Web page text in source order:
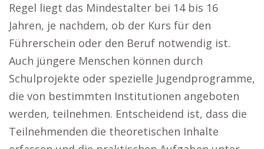
Regel liegt das Mindestalter bei 14 bis 16
Jahren, je nachdem, ob der Kurs für den
Führerschein oder den Beruf notwendig ist.
Auch jüngere Menschen können durch
Schulprojekte oder spezielle Jugendprogramme,
die von bestimmten Institutionen angeboten
werden, teilnehmen. Entscheidend ist, dass die
Teilnehmenden die theoretischen Inhalte